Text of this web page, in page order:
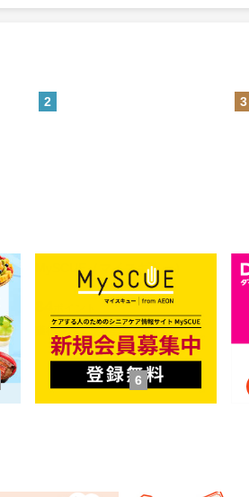
MySCUE（マイスキュー）
2
獲得条件：無料会員登録
3
獲
6